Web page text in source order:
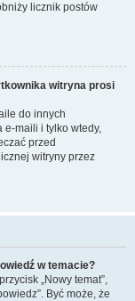
licznik postów
witryna prosi
do innych
e-maili i tylko wtedy,
przed
witryny przez
w temacie?
„Nowy temat”,
Być może, że